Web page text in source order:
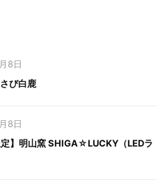
8日
び白鹿
8日
定】明山窯 SHIGA☆LUCKY（LEDラ